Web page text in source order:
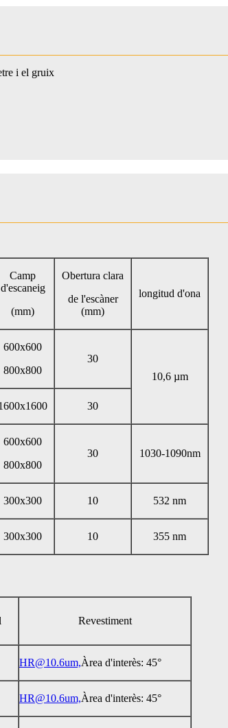
i el gruix
Camp
d'escaneig
(mm)
Obertura clara
de l'escàner
(mm)
longitud d'ona
600x600
800x800
30
10,6 µm
30
600x600
800x800
30 1030-1090nm
300x300 10 532 nm
300x300 10 355 nm
Revestiment
HR@10.6um,Àrea d'interès: 45°
HR@10.6um,Àrea d'interès: 45°